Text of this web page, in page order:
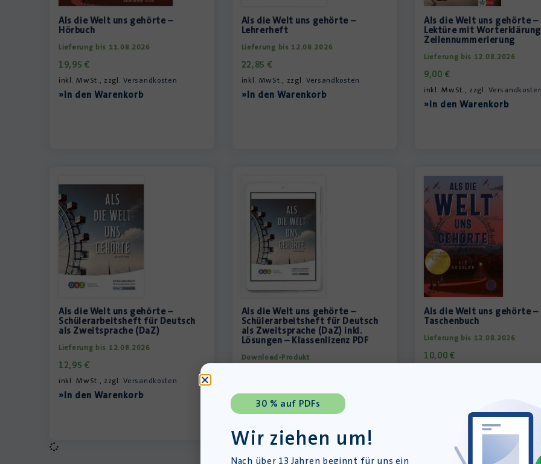
Als die Welt uns gehörte –
Hörbuch
Lieferung bis 11.08.2026
19,95€
inkl. MwSt., zzgl.Versandkosten
»In den Warenkorb
Als die Welt uns gehörte –
Lehrerheft
Lieferung bis 12.08.2026
22,85 €
inkl. MwSt., zzgl. Versandkosten
»In den Warenkorb
Als die Welt uns gehörte –
Lektüre mit
Zeilennummerierung
Lieferung bis 12.08.2026
9,00 €
inkl. MwSt., zzgl.
»In den Warenkorb
Als die Welt uns gehörte –
Schülerarbeitsheft für Deutsch
als Zweitsprache (DaZ)
Lieferung bis 12.08.2026
12,95€
inkl. MwSt., zzgl.Versandkosten
»In den Warenkorb
Als die Welt uns gehörte –
Schülerarbeitsheft für Deutsch
als Zweitsprache (DaZ) inkl.
Lösungen – Klassenlizenz PDF
Download-Produkt
»In den Warenkorb
Als die Welt uns gehörte –
Taschenbuch
Lieferung bis 12.08.2026
10,00€
30 % auf PDFs
Wir ziehen um!
Nach über 13 Jahren beginnt für uns ein